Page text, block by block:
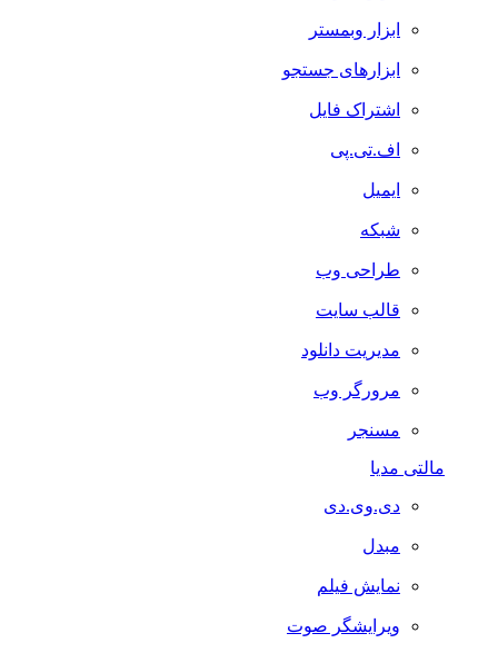
ابزار وبمستر
ابزارهای جستجو
اشتراک فایل
اف.تی.پی
ایمیل
شبکه
طراحی وب
قالب سایت
مدیریت دانلود
مرورگر وب
مسنجر
مالتی مدیا
دی.وی.دی
مبدل
نمایش فیلم
ویرایشگر صوت